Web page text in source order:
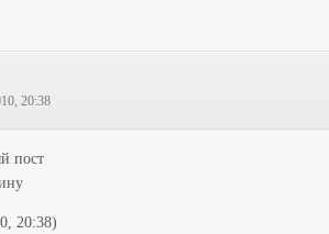
20:38
пост
20:38)